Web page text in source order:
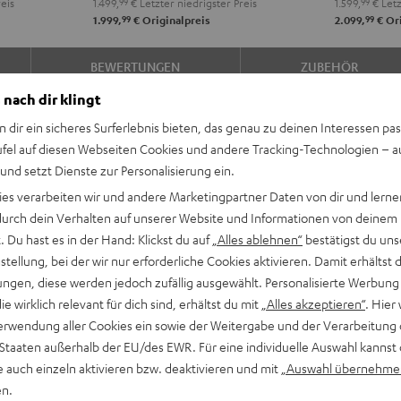
DAB
"5.1-
Set"
Schwarz
DAB
"5.1-
Set"
Weiß
1.999,99€Originalpreis
A2A
"5.1-
Set"
Schwarz
A2A
"5.1-
Set"
2.099,99 €
BEWERTUNGEN ZUBEHÖR
ein und
legendäre Teufel Bass
in Europa.
für beeindruckenden,
in Räumen bis 35 m²
nach dir klingt
dir ein sicheres Surferlebnis bieten, das genau zu deinen Interessen
auf diesen Webseiten Cookies und andere Tracking-Technologien –
setzt Dienste zur Personalisierung ein.
verarbeiten wir und andere Marketingpartner Daten von dir und
dein Verhalten auf unserer Website und Informationen von deinem
Du hast es in der Hand: Klickst du auf „Alles ablehnen“ bestätigst du
bei der wir nur erforderliche Cookies aktivieren. Damit erhältst
diese werden jedoch zufällig ausgewählt. Personalisierte
wirklich relevant für dich sind, erhältst du mit „Alles akzeptieren“. Hier
aller Cookies ein sowie der Weitergabe und der Verarbeitung
außerhalb der EU/des EWR. Für eine individuelle Auswahl kannst
auch einzeln aktivieren bzw. deaktivieren und mit „Auswahl